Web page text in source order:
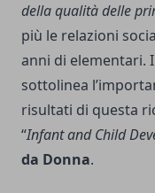
della qualità delle
più le relazioni
anni di elementari.
sottolinea
risultati di questa
“Infant and Child
da Donna.